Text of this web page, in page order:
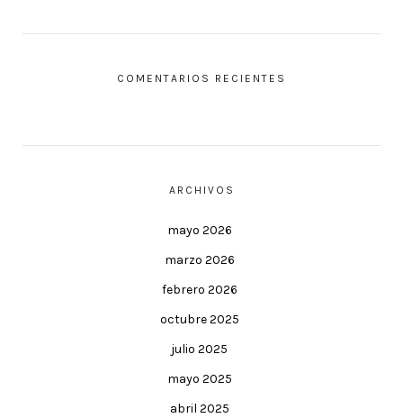
COMENTARIOS RECIENTES
ARCHIVOS
mayo 2026
marzo 2026
febrero 2026
octubre 2025
julio 2025
mayo 2025
abril 2025